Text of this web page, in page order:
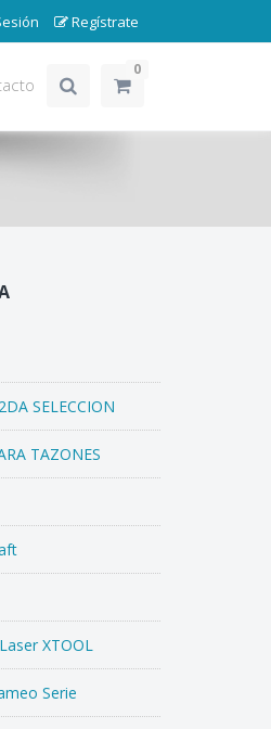
Regístrate
0
SELECCION
TAZONES
XTOOL
Serie